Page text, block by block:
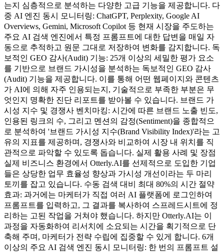
는지 심층적으로 분석하는 다양한 고급 기능을 제공합니다. 다
중 AI 엔진 동시 모니터링: ChatGPT, Perplexity, Google AI
Overviews, Gemini, Microsoft Copilot 등 현재 시장을 주도하는
주요 AI 검색 엔진에서 특정 프롬프트에 대한 답변을 매일 자
동으로 추적하고 원문 그대로 저장하여 변화를 감지합니다. 독
보적인 GEO 감사(Audit) 기능: 25개 이상의 세밀한 평가 요소
를 기반으로 브랜드 가시성을 분석하는 독보적인 GEO 감사
(Audit) 기능을 제공합니다. 이를 통해 어떤 웹페이지와 콘텐츠
가 AI에 의해 자주 인용되는지, 기술적으로 부족한 부분은 무
엇인지 명확한 진단 리포트를 받아볼 수 있습니다. 브랜드 가
시성 지수 및 경쟁사 벤치마킹: 시간에 따른 브랜드 노출 빈도,
인용된 링크의 수, 그리고 멘션의 감정(Sentiment)을 종합적으
로 분석하여 '브랜드 가시성 지수(Brand Visibility Index)'라는 고
유의 지표를 제공하며, 경쟁사와 비교하여 시장 내 위치를 직
관적으로 파악할 수 있도록 돕습니다. 실제 활용 사례 및 장점
실제 비즈니스 환경에서 Otterly.AI를 선제적으로 도입한 기업
들은 상당한 업무 효율성 향상과 가시성 개선이라는 두 마리
토끼를 잡고 있습니다. 수동 검색 대비 최대 80%의 시간 절약
효과: 과거에는 마케터가 직접 여러 AI 플랫폼에 로그인하여
프롬프트를 입력하고, 그 결과를 복사하여 스프레드시트에 정
리하는 고된 작업을 거쳐야 했습니다. 하지만 Otterly.AI는 이
과정을 자동화하여 리서치에 소요되는 시간을 획기적으로 단
축해 주며, 마케터가 전략 수립에 집중할 수 있게 합니다. 6개
이상의 주요 AI 검색 엔진 동시 모니터링: 한 번의 프롬프트 설